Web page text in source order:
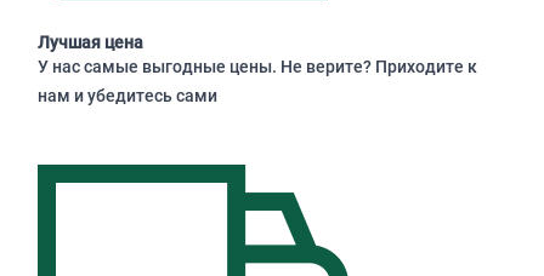
Лучшая цена
У нас самые выгодные цены. Не верите? Приходите к
нам и убедитесь сами